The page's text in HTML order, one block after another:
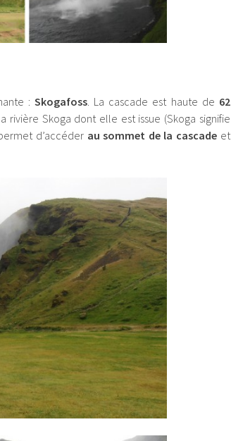
:Skogafoss . La cascade est haute de 62
rivière Skoga dont elle est issue (Skoga signifie
d’accéder au sommet de la cascade et